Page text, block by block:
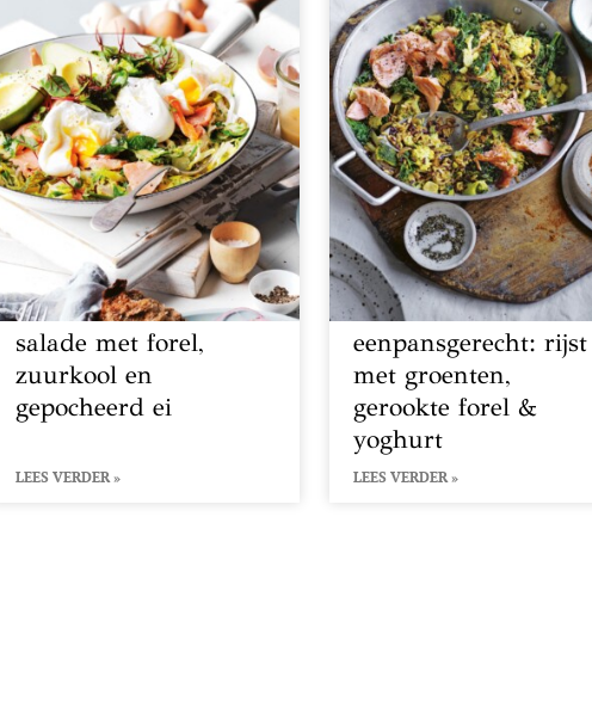
salade met forel,
zuurkool en
gepocheerd ei
LEES VERDER »
eenpansgerecht: rijst
met groenten,
gerookte forel &
yoghurt
LEES VERDER »